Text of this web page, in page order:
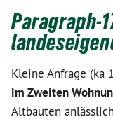
Paragraph-
Kleine Anfrage (ka
im Zweiten
Altbauten